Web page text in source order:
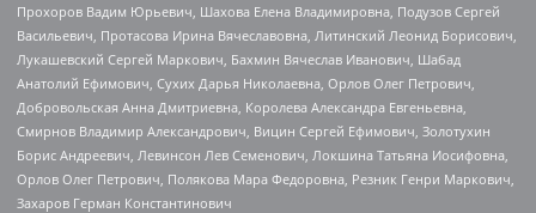
Прохоров Вадим Юрьевич, Шахова Елена Владимировна, Подузов Сергей
Васильевич, Протасова Ирина Вячеславовна, Литинский Леонид Борисович,
Лукашевский Сергей Маркович, Бахмин Вячеслав Иванович, Шабад
Анатолий Ефимович, Сухих Дарья Николаевна, Орлов Олег Петрович,
Добровольская Анна Дмитриевна, Королева Александра Евгеньевна,
Смирнов Владимир Александрович, Вицин Сергей Ефимович, Золотухин
Борис Андреевич, Левинсон Лев Семенович, Локшина Татьяна Иосифовна,
Орлов Олег Петрович, Полякова Мара Федоровна, Резник Генри Маркович,
Захаров Герман Константинович